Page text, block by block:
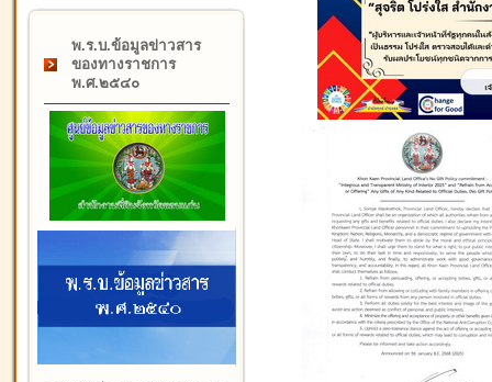
พ.ร.บ.ข้อมูลข่าวสาร
ของทางราชการ
พ.ศ.๒๕๔๐